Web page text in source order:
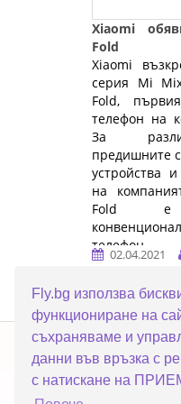
Fly.bg използва
функциониране на
съхраняваме и
данни във връзка с
с натискане на
Xiaomi
Fold
Xiaomi
серия Mi
Fold,
телефон на
За
предишните
устройства
на
Fold е
телефон, ...…
02.04.2021
Прочети
ERROR5
Топ
ПРОМОЦИИ